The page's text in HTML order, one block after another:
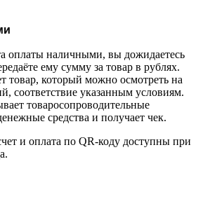
оплаты наличными, вы дожидаетесь
ему сумму за товар в рублях.
товар, который можно осмотреть на
соответствие указанным условиям.
товаросопроводительные
средства и получает чек.
и оплата по QR-коду доступны при